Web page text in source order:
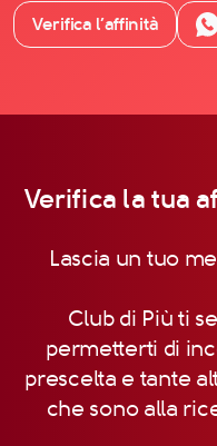
Verifica l’affinità
Verifica la tua
Lascia un tuo
Club di Più ti
permetterti di
prescelta e tante
che sono alla